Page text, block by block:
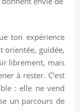
ton expérience
orientée, guidée,
librement, mais
à rester. C’est
: elle ne vend
un parcours de